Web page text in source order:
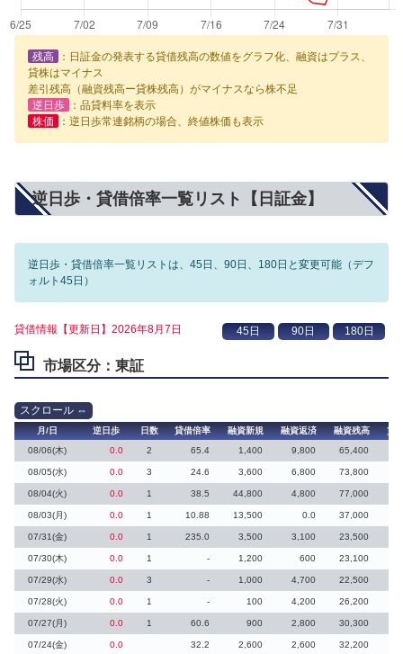
残高
：日証金の発表する貸借残高の数値をグラフ化、融資はプラス、
貸株はマイナス
差引残高（融資残高ー貸株残高）がマイナスなら株不足
逆日歩
：品貸料率を表示
株価
：逆日歩常連銘柄の場合、終値株価も表示
逆日歩・貸借倍率一覧リスト【日証金】
逆日歩・貸借倍率一覧リストは、45日、90日、180日と変更可能（デフ
ォルト45日）
貸借情報【更新日】2026年8月7日
市場区分：東証
月/日 逆日歩 日数 貸借倍率 融資新規 融資返済 融資残高
貸
08/06(木)
0.0 2 65.4 1,400 9,800 65,400
08/05(水) 0.0 3 24.6 3,600 6,800 73,800
08/04(火) 0.0 1 38.5 44,800 4,800 77,000
08/03(月) 0.0 1 10.88 13,500 0.0 37,000
07/31(金) 0.0 1 235.0 3,500 3,100 23,500
07/30(木) 0.0 1 - 1,200 600 23,100
07/29(水) 0.0 3 - 1,000 4,700 22,500
07/28(火) 0.0 1 - 100 4,200 26,200
07/27(月) 0.0 1 60.6 900 2,800 30,300
07/24(金) 0.0 32.2 2,600 2,600 32,200